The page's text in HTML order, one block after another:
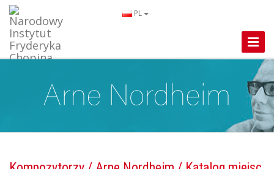
PL
Toggle